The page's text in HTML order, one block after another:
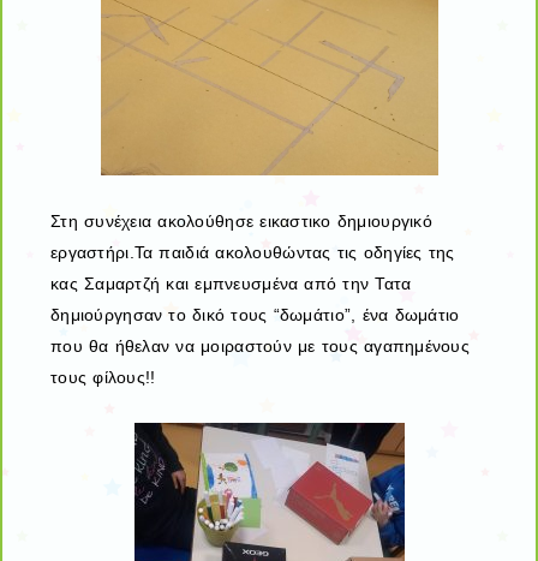
Στη συνέχεια ακολούθησε εικαστικο δημιουργικό
εργαστήρι.Τα παιδιά ακολουθώντας τις οδηγίες της
κας Σαμαρτζή και εμπνευσμένα από την Τατα
δημιούργησαν το δικό τους “δωμάτιο”, ένα δωμάτιο
που θα ήθελαν να μοιραστούν με τους αγαπημένους
τους φίλους!!